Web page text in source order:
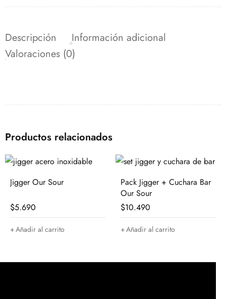
Descripción
Información adicional
Valoraciones (0)
Productos relacionados
Pack Jigger + Cuchara Bar
Añadir al carrito
Jigger Our Sour
$
Añadir al carrito